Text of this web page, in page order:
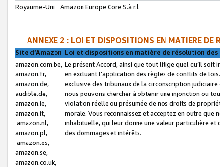
Royaume-Uni
Amazon Europe Core S.à r.l.
ANNEXE 2 : LOI ET DISPOSITIONS EN MATIERE DE
Site d’Amazon Loi et dispositions en matière de résolution
amazon.com.be,
amazon.fr,
amazon.de,
audible.de,
amazon.ie,
amazon.it,
amazon.nl,
amazon.pl,
amazon.es,
amazon.se,
amazon.co.uk,
Le présent Accord, ainsi que tout litige quel qu’il soit
en excluant l’application des règles de conflits de
exclusive des tribunaux de la circonscription
nous pouvons chercher à obtenir une injonction ou
violation réelle ou présumée de nos droits de
morale. Vous reconnaissez et acceptez en outre que
inhabituelle, qui leur donne une valeur particulière
des dommages et intérêts.